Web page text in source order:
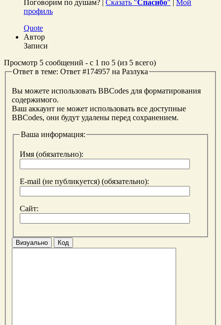
Поговорим по душам? | Сказать "Спасибо" | Мой
профиль
Quote
Автор
Записи
Просмотр 5 сообщений - с 1 по 5 (из 5 всего)
Ответ в теме: Ответ #174957 на Разлука
Вы можете использовать BBCodes для форматирования
содержимого.
Ваш аккаунт не может использовать все доступные
BBCodes, они будут удалены перед сохранением.
Ваша информация:
Имя (обязательно):
E-mail (не публикуется) (обязательно):
Сайт:
Визуально Код